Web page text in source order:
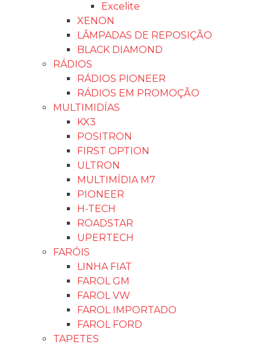
Excelite
XENON
LÂMPADAS DE REPOSIÇÃO
BLACK DIAMOND
RÁDIOS
RÁDIOS PIONEER
RÁDIOS EM PROMOÇÃO
MULTIMIDÍAS
KX3
POSITRON
FIRST OPTION
ULTRON
MULTIMÍDIA M7
PIONEER
H-TECH
ROADSTAR
UPERTECH
FARÓIS
LINHA FIAT
FAROL GM
FAROL VW
FAROL IMPORTADO
FAROL FORD
TAPETES